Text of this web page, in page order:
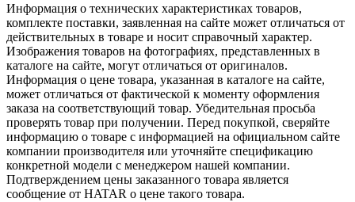
Информация о технических характеристиках товаров,
комплекте поставки, заявленная на сайте может отличаться от
действительных в товаре и носит справочный характер.
Изображения товаров на фотографиях, представленных в
каталоге на сайте, могут отличаться от оригиналов.
Информация о цене товара, указанная в каталоге на сайте,
может отличаться от фактической к моменту оформления
заказа на соответствующий товар. Убедительная просьба
проверять товар при получении. Перед покупкой, сверяйте
информацию о товаре с информацией на официальном сайте
компании производителя или уточняйте спецификацию
конкретной модели с менеджером нашей компании.
Подтверждением цены заказанного товара является
сообщение от HATAR о цене такого товара.